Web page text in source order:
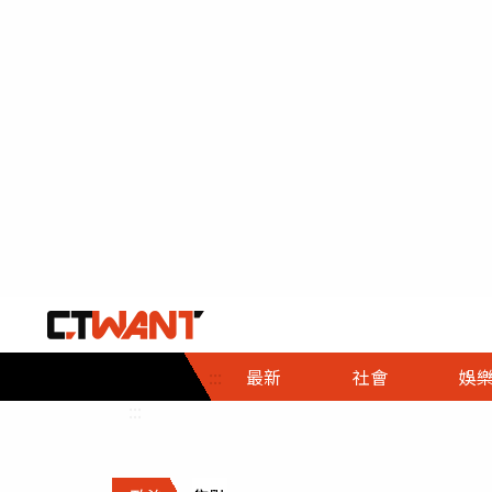
::: 最新 社會
社會首頁
時事
調查
娛樂
娛樂首頁
即時
財經首頁
熱線
政